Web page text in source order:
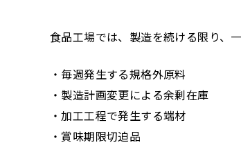
食品工場では、製造を続ける限り、
・毎週発生する規格外原料
・製造計画変更による余剰在庫
・加工工程で発生する端材
・賞味期限切迫品